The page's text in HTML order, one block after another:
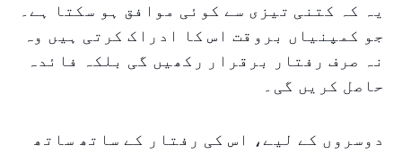
یہ کہ کتنی تیزی سے کوئی موافق ہو سکتا ہے۔
جو کمپنیاں بروقت اس کا ادراک کرتی ہیں وہ
نہ صرف رفتار برقرار رکھیں گی بلکہ فائدہ
حاصل کریں گی۔
دوسروں کے لیے، اس کی رفتار کے ساتھ ساتھ